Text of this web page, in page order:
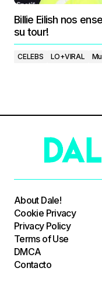
Billie Eilish nos
su tour!
CELEBS LO+VIRAL
About Dale!
Cookie Privacy
Privacy Policy
Terms of Use
DMCA
Contacto